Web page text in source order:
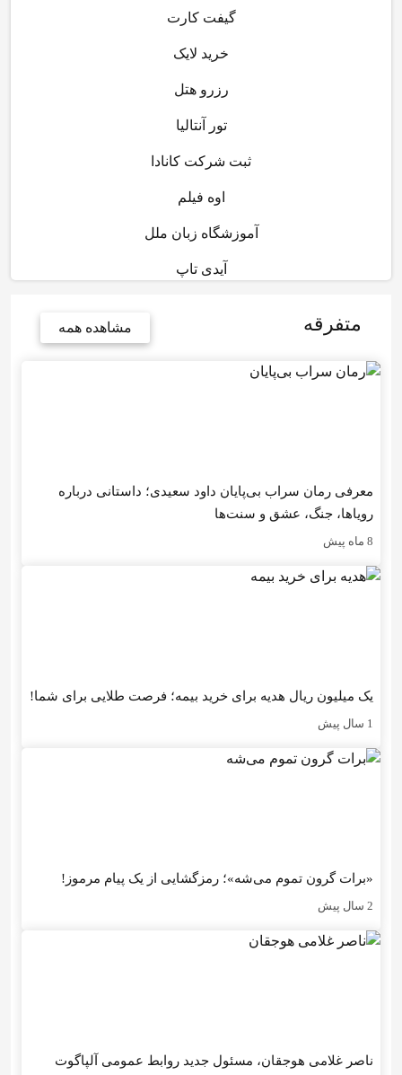
گیفت کارت
خرید لایک
رزرو هتل
تور آنتالیا
ثبت شرکت کانادا
اوه فیلم
آموزشگاه زبان ملل
آیدی تاپ
متفرقه مشاهده همه
معرفی رمان سراب بی‌پایان داود سعیدی؛ داستانی درباره
رویاها، جنگ، عشق و سنت‌ها
8 ماه پیش
یک میلیون ریال هدیه برای خرید بیمه؛ فرصت طلایی برای شما!
1 سال پیش
«برات گرون تموم می‌شه»؛ رمزگشایی از یک پیام مرموز!
2 سال پیش
ناصر غلامی هوجقان، مسئول جدید روابط عمومی آلپاگوت